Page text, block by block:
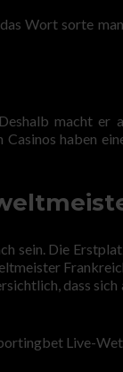
Wort sorte
macht er
haben
sein. Die
dass
Live-